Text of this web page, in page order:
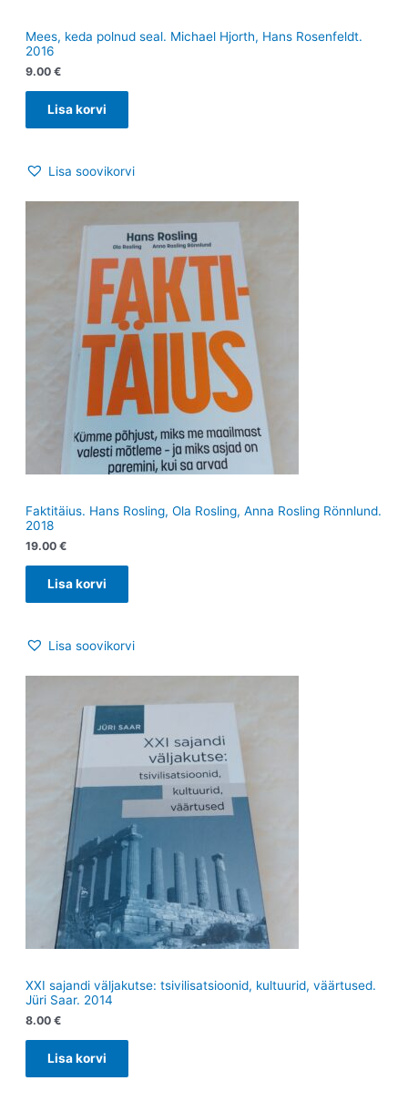
Mees, keda polnud seal. Michael Hjorth, Hans Rosenfeldt.
2016
9.00 €
Lisa korvi
Lisa soovikorvi
Faktitäius. Hans Rosling, Ola Rosling, Anna Rosling Rönnlund.
2018
19.00 €
Lisa korvi
Lisa soovikorvi
XXI sajandi väljakutse: tsivilisatsioonid, kultuurid, väärtused.
Jüri Saar. 2014
8.00 €
Lisa korvi